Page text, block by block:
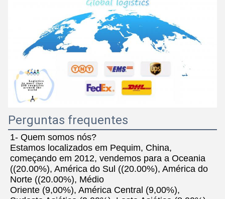
Perguntas frequentes
1- Quem somos nós?
Estamos localizados em Pequim, China,
começando em 2012, vendemos para a Oceania
((20.00%), América do Sul ((20.00%), América do
Norte ((20.00%), Médio
Oriente (9,00%), América Central (9,00%),